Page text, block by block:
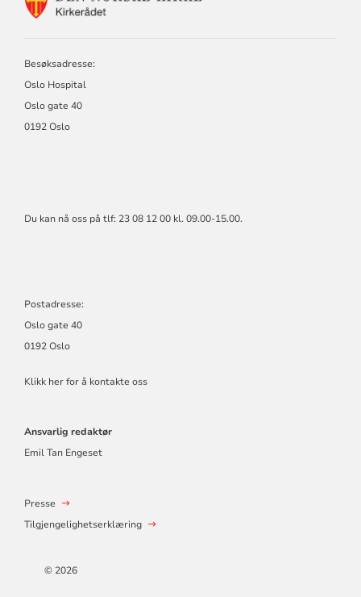
Besøksadresse:
Oslo Hospital
Oslo gate 40
0192 Oslo
Du kan nå oss på tlf: 23 08 12 00 kl. 09.00-15.00.
Postadresse:
Oslo gate 40
0192 Oslo
Klikk her for å kontakte oss
Ansvarlig redaktør
Emil Tan Engeset
Presse
Tilgjengelighetserklæring
© 2026